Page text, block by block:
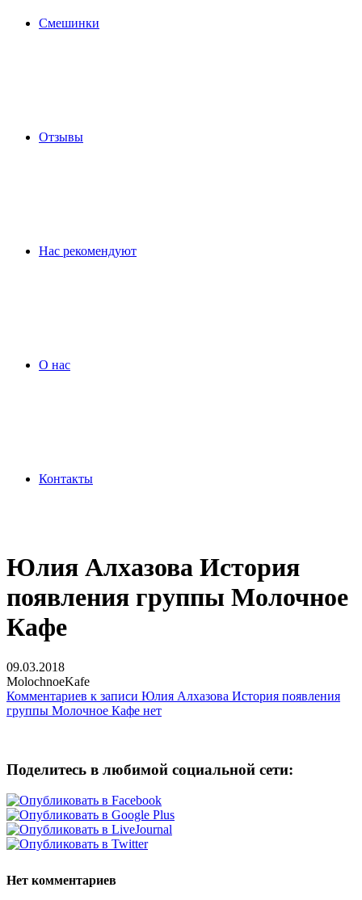
Смешинки
Отзывы
Нас рекомендуют
О нас
Контакты
Юлия Алхазова История
появления группы Молочное
Кафе
09.03.2018
MolochnoeKafe
Комментариев к записи Юлия Алхазова История появления
группы Молочное Кафе нет
Поделитесь в любимой социальной сети:
Нет комментариев